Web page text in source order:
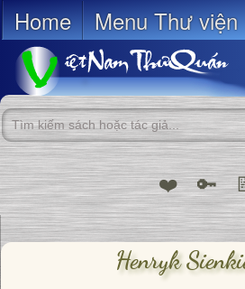
Home Menu Thư viện
❤️ 🔑
Henryk